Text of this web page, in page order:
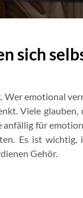
sich
Wer emotional
Viele glauben,
anfällig für
Es ist
Gehör.